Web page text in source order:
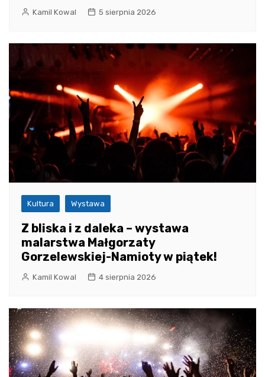
Kamil Kowal 5 sierpnia 2026
Kultura Wystawa
Z bliska i z daleka – wystawa
malarstwa Małgorzaty
Gorzelewskiej-Namioty w piątek!
Kamil Kowal 4 sierpnia 2026